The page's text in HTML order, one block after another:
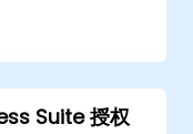
Suite 授权